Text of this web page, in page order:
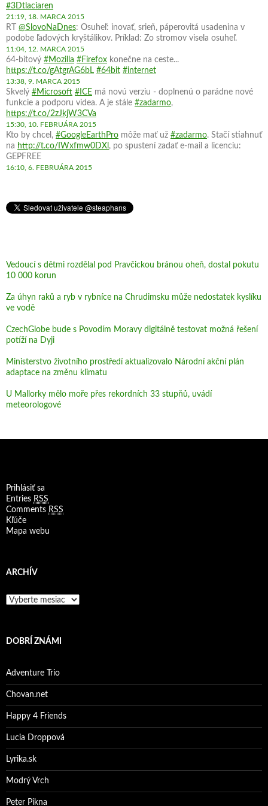
#3Dtlaciaren
21:19, 18. MARCA 2015
RT @SlovoNaDnes: Osuheľ: inovať, srieň, páperovitá usadenina v
podobe ľadových kryštálikov. Príklad: Zo stromov visela osuheľ.
11:04, 12. MARCA 2015
64-bitový #Mozilla #Firefox konečne na ceste...
https://t.co/gAtgrAG6bL #64bit #internet
13:38, 9. MARCA 2015
Skvelý #Microsoft #ICE má novú verziu - doplnenú o parádne nové
funkcie a podporu videa. A je stále #zadarmo,
https://t.co/2zJkjW3CVa
15:30, 10. FEBRUÁRA 2015
Kto by chcel, #GoogleEarthPro môže mať už #zadarmo. Stačí stiahnuť
na http://t.co/IWxfmw0DXl , po spustení zadať e-mail a licenciu:
GEPFREE
16:10, 6. FEBRUÁRA 2015
Vedoucí s dětmi rozdělal pod Pravčickou bránou oheň, dostal pokutu
10 000 korun
Za úhyn raků a ryb v rybníce na Chrudimsku může nedostatek kyslíku
ve vodě
CzechGlobe bude s Povodím Moravy digitálně testovat možná řešení
potíží na Dyji
Ministerstvo životního prostředí aktualizovalo Národní akční plán
adaptace na změnu klimatu
U Mallorky mělo moře přes rekordních 33 stupňů, uvádí
meteorologové
Prihlásiť sa
Entries RSS
Comments RSS
Kľúče
Mapa webu
ARCHÍV
A
íDOBRÍ ZNÁMI
Adventure Trio
Chovan.net
Happy 4 Friends
Lucia Droppová
Lyrika.sk
Modrý Vrch
Peter Pikna